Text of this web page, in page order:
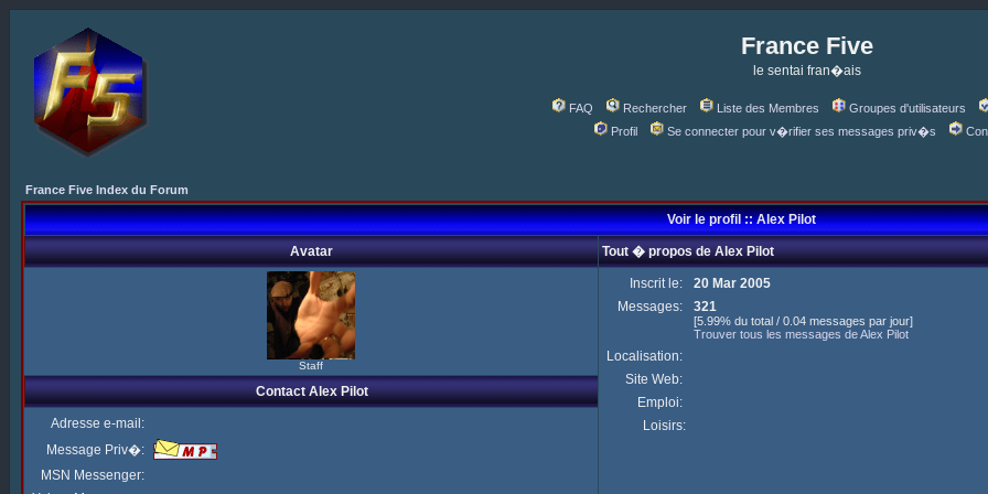
France Five
le sentai fran�ais
FAQ Rechercher Liste des Membres Groupes d'utilisateurs
Profil
Se connecter pour v�rifier ses messages priv�s
France Five Index du Forum
Voir le profil :: Alex Pilot
Avatar Tout � propos de Alex Pilot
Staff
Inscrit le:
20 Mar 2005
Messages:
321
[5.99% du total / 0.04 messages par jour]
Trouver tous les messages de Alex Pilot
Localisation:
Site Web:
Emploi:
Loisirs:
Contact Alex Pilot
Adresse e-mail:
Message Priv�:
MSN Messenger: